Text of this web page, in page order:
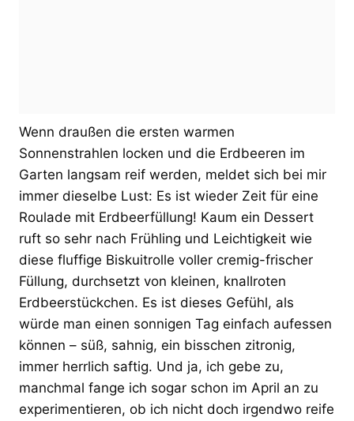
Wenn draußen die ersten warmen
Sonnenstrahlen locken und die Erdbeeren im
Garten langsam reif werden, meldet sich bei mir
immer dieselbe Lust: Es ist wieder Zeit für eine
Roulade mit Erdbeerfüllung! Kaum ein Dessert
ruft so sehr nach Frühling und Leichtigkeit wie
diese fluffige Biskuitrolle voller cremig-frischer
Füllung, durchsetzt von kleinen, knallroten
Erdbeerstückchen. Es ist dieses Gefühl, als
würde man einen sonnigen Tag einfach aufessen
können – süß, sahnig, ein bisschen zitronig,
immer herrlich saftig. Und ja, ich gebe zu,
manchmal fange ich sogar schon im April an zu
experimentieren, ob ich nicht doch irgendwo reife